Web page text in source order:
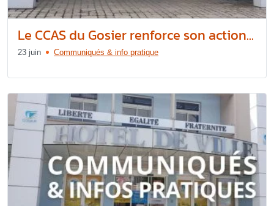
Le CCAS du Gosier renforce son action...
23 juin Communiqués & info pratique